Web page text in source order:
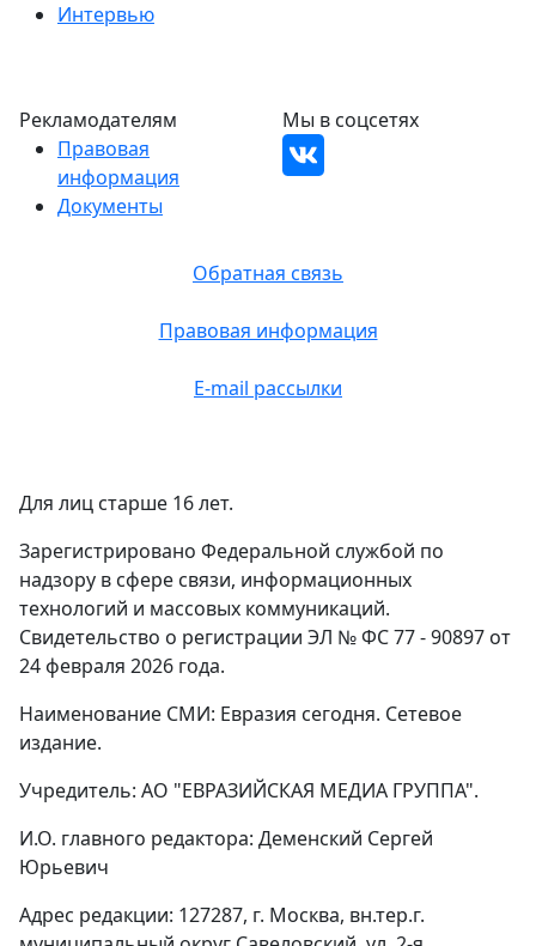
Интервью
Обратная связь
Правовая информация
E-mail рассылки
Рекламодателям
Правовая
информация
Документы
Мы в соцсетях
Для лиц старше 16 лет.
Зарегистрировано Федеральной службой по
надзору в сфере связи, информационных
технологий и массовых коммуникаций.
Свидетельство о регистрации ЭЛ № ФС 77 - 90897 от
24 февраля 2026 года.
Наименование СМИ: Евразия сегодня. Сетевое
издание.
Учредитель: АО "ЕВРАЗИЙСКАЯ МЕДИА ГРУППА".
И.О. главного редактора: Деменский Сергей
Юрьевич
Адрес редакции: 127287, г. Москва, вн.тер.г.